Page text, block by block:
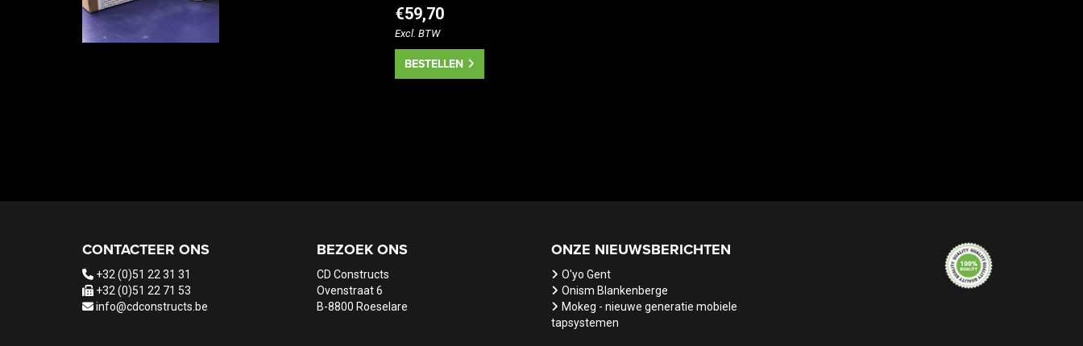
€59,70
Excl. BTW
BESTELLEN
CONTACTEER ONS
+32 (0)51 22 31 31
+32 (0)51 22 71 53
info@cdconstructs.be
BEZOEK ONS
CD Constructs
Ovenstraat 6
B-8800 Roeselare
ONZE NIEUWSBERICHTEN
O'yo Gent
Onism Blankenberge
Mokeg - nieuwe generatie mobiele
tapsystemen